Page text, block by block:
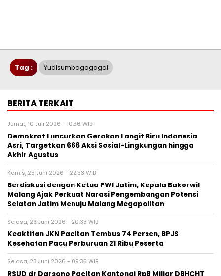
Tag : Yudisumbogogagal
BERITA TERKAIT
Jumat, 10 Juli 2026 - 10:36 WIB
Demokrat Luncurkan Gerakan Langit Biru Indonesia
Asri, Targetkan 666 Aksi Sosial-Lingkungan hingga
Akhir Agustus
Kamis, 25 Juni 2026 - 22:33 WIB
Berdiskusi dengan Ketua PWI Jatim, Kepala Bakorwil
Malang Ajak Perkuat Narasi Pengembangan Potensi
Selatan Jatim Menuju Malang Megapolitan
Selasa, 23 Juni 2026 - 20:33 WIB
Keaktifan JKN Pacitan Tembus 74 Persen, BPJS
Kesehatan Pacu Perburuan 21 Ribu Peserta
Selasa, 23 Juni 2026 - 09:35 WIB
RSUD dr Darsono Pacitan Kantongi Rp8 Miliar DBHCHT